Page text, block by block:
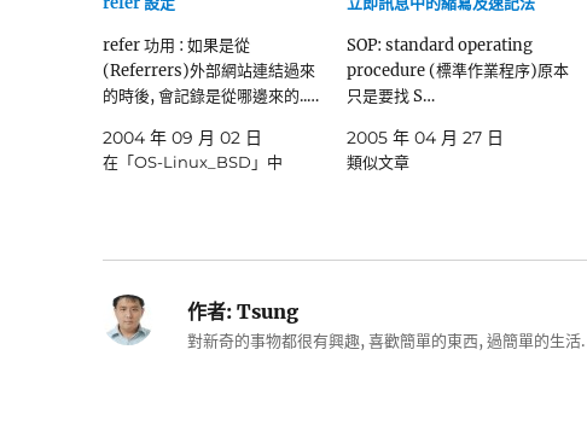
refer 功用 : 如果是從
(Referrers)外部網站連結過來
的時後, 會記錄是從哪邊來的..…
2004 年 09 月 02 日
在「OS-Linux_BSD」中
SOP: standard operating
procedure (標準作業程序)原本
只是要找 S…
2005 年 04 月 27 日
類似文章
作者:Tsung
對新奇的事物都很有興趣, 喜歡簡單的東西, 過簡單的生活.